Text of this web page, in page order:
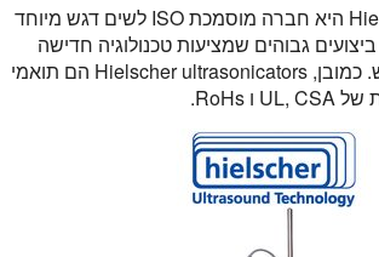
Hielscher Ultrasonics היא חברה מוסמכת ISO לשים דגש מיוחד
על ultrasonicators ביצועים גבוהים שמציעות טכנולוגיה חדישה
וידידותיות למשתמש. כמובן, Hielscher ultrasonicators הם תואמי